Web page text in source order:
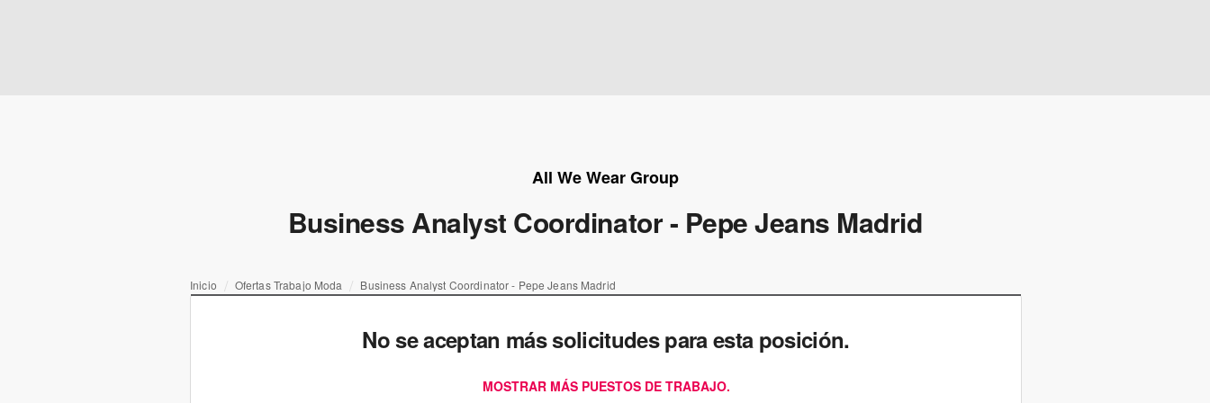
All We Wear Group
Business Analyst Coordinator - Pepe Jeans Madrid
Inicio Ofertas Trabajo Moda Business Analyst Coordinator - Pepe Jeans Madrid
No se aceptan más solicitudes para esta posición.
MOSTRAR MÁS PUESTOS DE TRABAJO.